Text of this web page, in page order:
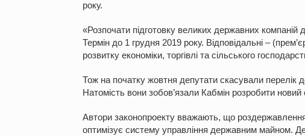
року.
«Розпочати підготовку великих державних компаній
Термін до 1 грудня 2019 року. Відповідальні –
розвитку економіки, торгівлі та сільського
Тож на початку жовтня депутати скасували перелік
Натомість вони зобов’язали Кабмін розробити
Автори законопроекту вважають, що
оптимізує систему управління державним майном.